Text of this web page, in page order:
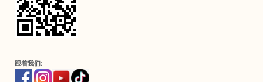
跟着我们: